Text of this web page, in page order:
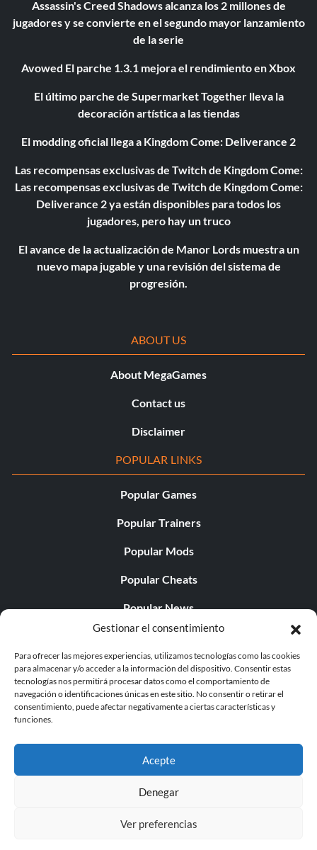
Gestionar el consentimiento
Para ofrecer las mejores experiencias, utilizamos tecnologías como las cookies
para almacenar y/o acceder a la información del dispositivo. Consentir estas
tecnologías nos permitirá procesar datos como el comportamiento de
navegación o identificaciones únicas en este sitio. No consentir o retirar el
consentimiento, puede afectar negativamente a ciertas características y
funciones.
Acepte
Denegar
Ver preferencias
Assassin's Creed Shadows alcanza los 2 millones de
jugadores y se convierte en el segundo mayor lanzamiento
de la serie
Avowed El parche 1.3.1 mejora el rendimiento en Xbox
El último parche de Supermarket Together lleva la
decoración artística a las tiendas
El modding oficial llega a Kingdom Come: Deliverance 2
Las recompensas exclusivas de Twitch de Kingdom Come:
Las recompensas exclusivas de Twitch de Kingdom Come:
Deliverance 2 ya están disponibles para todos los
jugadores, pero hay un truco
El avance de la actualización de Manor Lords muestra un
nuevo mapa jugable y una revisión del sistema de
progresión.
ABOUT US
About MegaGames
Contact us
Disclaimer
POPULAR LINKS
Popular Games
Popular Trainers
Popular Mods
Popular Cheats
Popular News
Popular Editorials
Popular Free Games
LATEST UPDATES
© 1998 - 2026 MegaGames.com All rights reserved